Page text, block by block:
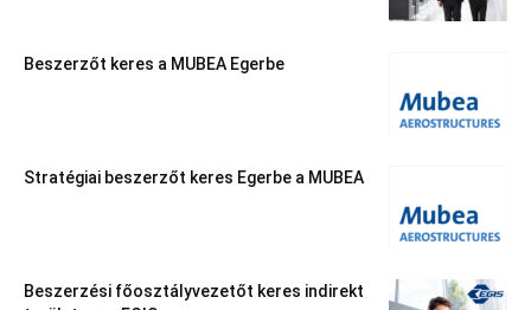
Beszerzőt keres a MUBEA Egerbe
Stratégiai beszerzőt keres Egerbe a MUBEA
Beszerzési főosztályvezetőt keres indirekt